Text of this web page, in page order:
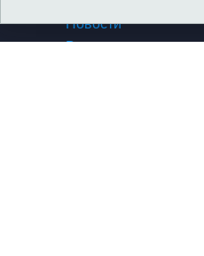
Новости
Вакансии